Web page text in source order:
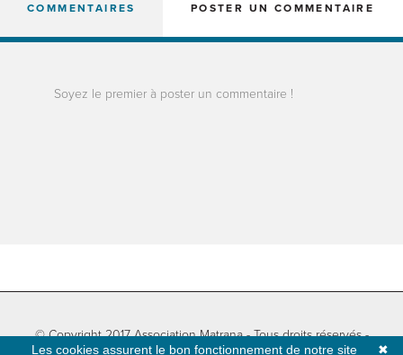
COMMENTAIRES POSTER UN COMMENTAIRE
Soyez le premier à poster un commentaire !
© Copyright 2017 Association Matrana - Tous droits réservés -
✖
Les cookies assurent le bon fonctionnement de notre site